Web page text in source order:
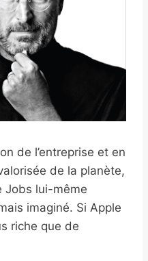
de l’entreprise et en
de la planète,
Jobs lui-même
imaginé. Si Apple
riche que de